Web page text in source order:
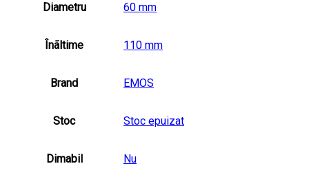
Diametru 60 mm
Înãltime 110 mm
Brand EMOS
Stoc Stoc epuizat
Dimabil Nu